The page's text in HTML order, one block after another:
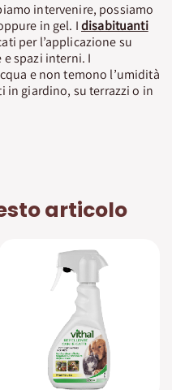
intervenire, possiamo
in gel. Idisabituanti
per l’applicazione su
spazi interni. I
e non temono l’umidità
in giardino, su terrazzi o in
articolo